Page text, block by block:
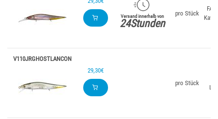
Versand innerhalb von
24Stunden
pro Stück
FA
V110JRGHOSTLANCON
29,30€
pro Stück